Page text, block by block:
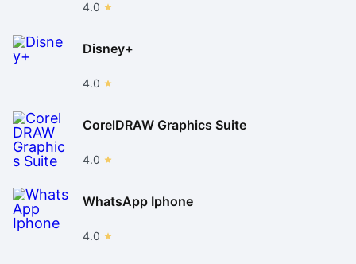
4.0
Disney+
4.0
CorelDRAW Graphics Suite
4.0
WhatsApp Iphone
4.0